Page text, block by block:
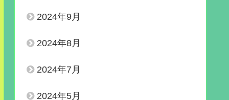
2024年9月
2024年8月
2024年7月
2024年5月